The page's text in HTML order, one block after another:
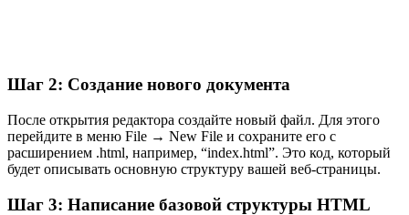
Шаг 2: Создание нового документа
После открытия редактора создайте новый файл. Для этого
перейдите в меню File → New File и сохраните его с
расширением .html, например, “index.html”. Это код, который
будет описывать основную структуру вашей веб-страницы.
Шаг 3: Написание базовой структуры HTML